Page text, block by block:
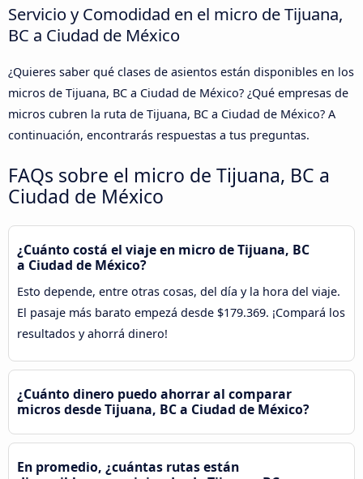
Servicio y Comodidad en el micro de Tijuana,
BC a Ciudad de México
¿Quieres saber qué clases de asientos están disponibles en los
micros de Tijuana, BC a Ciudad de México? ¿Qué empresas de
micros cubren la ruta de Tijuana, BC a Ciudad de México? A
continuación, encontrarás respuestas a tus preguntas.
FAQs sobre el micro de Tijuana, BC a
Ciudad de México
¿Cuánto costá el viaje en micro de Tijuana, BC
a Ciudad de México?
Esto depende, entre otras cosas, del día y la hora del viaje.
El pasaje más barato empezá desde $179.369. ¡Compará los
resultados y ahorrá dinero!
¿Cuánto dinero puedo ahorrar al comparar
micros desde Tijuana, BC a Ciudad de México?
En promedio, ¿cuántas rutas están